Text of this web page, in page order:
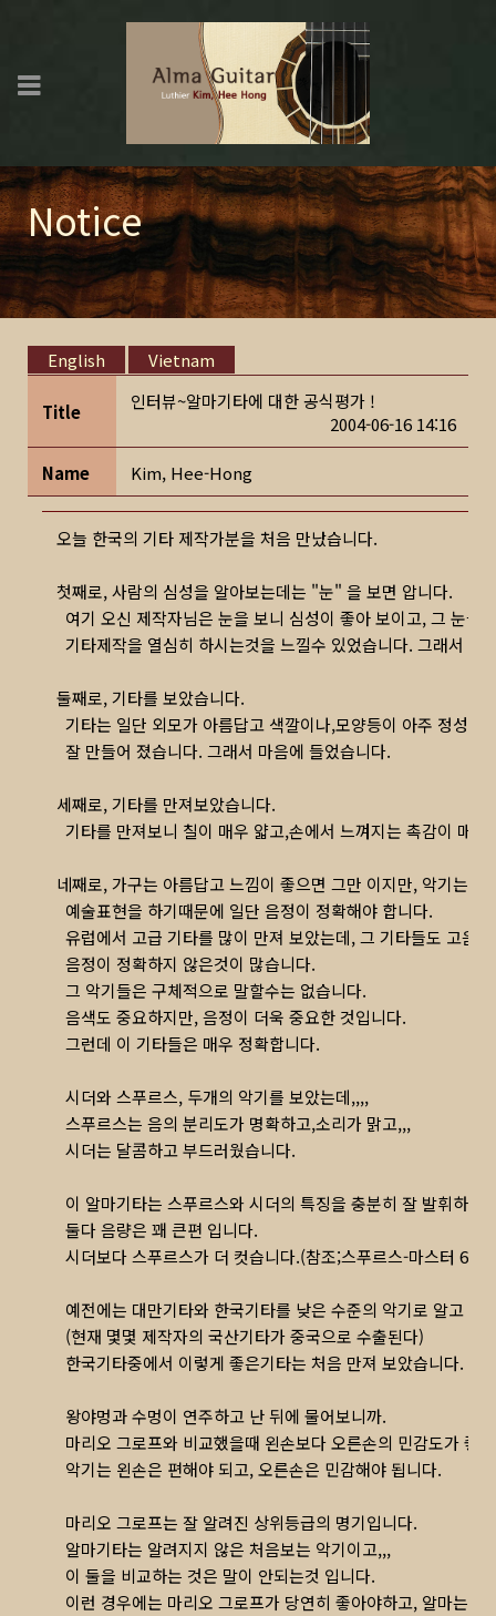
Notice
English Vietnam
Title
인터뷰~알마기타에 대한 공식평가 !
2004-06-16 14:16
Name Kim, Hee-Hong
오늘 한국의 기타 제작가분을 처음 만났습니다.
첫째로, 사람의 심성을 알아보는데는 "눈" 을 보면 압니다.
여기 오신 제작자님은 눈을 보니 심성이 좋아 보이고, 그 눈을
기타제작을 열심히 하시는것을 느낄수 있었습니다. 그래서 마
둘째로, 기타를 보았습니다.
기타는 일단 외모가 아름답고 색깔이나,모양등이 아주 정성을
잘 만들어 졌습니다. 그래서 마음에 들었습니다.
세째로, 기타를 만져보았습니다.
기타를 만져보니 칠이 매우 얇고,손에서 느껴지는 촉감이 매끄
네째로, 가구는 아름답고 느낌이 좋으면 그만 이지만, 악기는 소
예술표현을 하기때문에 일단 음정이 정확해야 합니다.
유럽에서 고급 기타를 많이 만져 보았는데, 그 기타들도 고음
음정이 정확하지 않은것이 많습니다.
그 악기들은 구체적으로 말할수는 없습니다.
음색도 중요하지만, 음정이 더욱 중요한 것입니다.
그런데 이 기타들은 매우 정확합니다.
시더와 스푸르스, 두개의 악기를 보았는데,,,,
스푸르스는 음의 분리도가 명확하고,소리가 맑고,,,
시더는 달콤하고 부드러웠습니다.
이 알마기타는 스푸르스와 시더의 특징을 충분히 잘 발휘하여
둘다 음량은 꽤 큰편 입니다.
시더보다 스푸르스가 더 컷습니다.(참조;스푸르스-마스터
예전에는 대만기타와 한국기타를 낮은 수준의 악기로 알고 있
(현재 몇몇 제작자의 국산기타가 중국으로 수출된다)
한국기타중에서 이렇게 좋은기타는 처음 만져 보았습니다.
왕야멍과 수멍이 연주하고 난 뒤에 물어보니까.
마리오 그로프와 비교했을때 왼손보다 오른손의 민감도가 좋
악기는 왼손은 편해야 되고, 오른손은 민감해야 됩니다.
마리오 그로프는 잘 알려진 상위등급의 명기입니다.
알마기타는 알려지지 않은 처음보는 악기이고,,,
이 둘을 비교하는 것은 말이 안되는것 입니다.
이런 경우에는 마리오 그로프가 당연히 좋아야하고, 알마는 안